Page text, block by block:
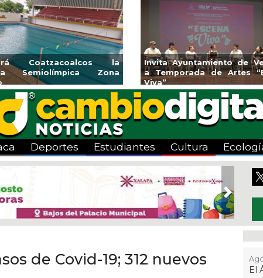
de Xalapa
en Mercadito
Coatzacoalcos
halterofilia con la Copa
2026
Deportes Estudiantes Cultura
Next
de Covid-19; 312 nuevos
El